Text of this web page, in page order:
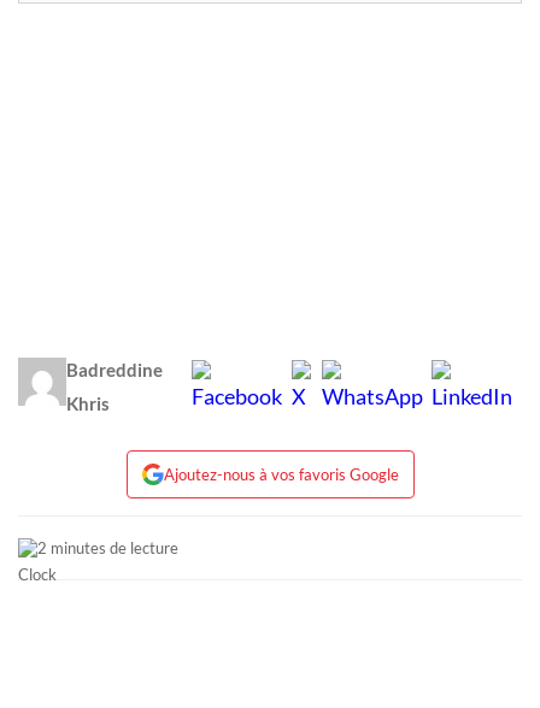
Badreddine
Khris
Ajoutez-nous à vos favoris Google
2 minutes de lecture